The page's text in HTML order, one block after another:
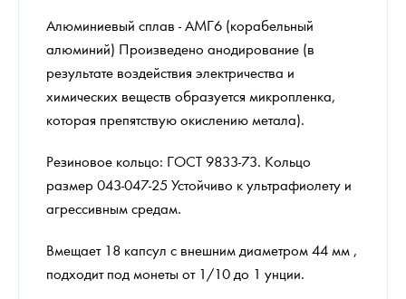
Алюминиевый сплав - АМГ6 (корабельный
алюминий) Произведено анодирование (в
результате воздействия электричества и
химических веществ образуется микропленка,
которая препятствую окислению метала).
Резиновое кольцо: ГОСТ 9833-73. Кольцо
размер 043-047-25 Устойчиво к ультрафиолету и
агрессивным средам.
Вмещает 18 капсул с внешним диаметром 44 мм ,
подходит под монеты от 1/10 до 1 унции.